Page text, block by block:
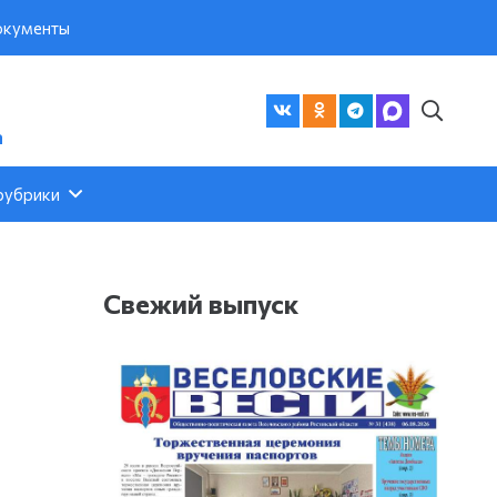
Свежий выпуск